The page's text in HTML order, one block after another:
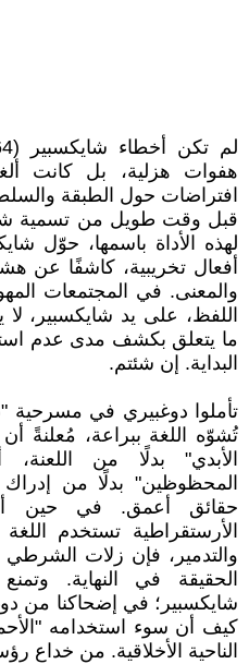
هفوات هزلية، بل كانت
افتراضات حول الطبقة
قبل وقت طويل من تسمية
لهذه الأداة باسمها، حوّل
أفعال تخريبية، كاشفًا عن
والمعنى. في المجتمعات
اللفظ، على يد شايكسبير، لا
ما يتعلق بكشف مدى عدم
البداية. إن شئتم.
تأملوا دوغبيري في
تُشوّه اللغة ببراعة، مُعلنةً
الأبدي" بدلًا من
المحظوظين" بدلًا من
حقائق أعمق. في حين
الأرستقراطية تستخدم
والتدمير، فإن زلات
الحقيقة في النهاية.
شايكسبير؛ في إضحاكنا من
كيف أن سوء استخدامه
الناحية الأخلاقية. من خداع